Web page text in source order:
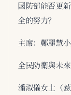
國防部能否更
全的努力？
主席：鄭麗慧
全民防衛與未
潘淑儀女士（